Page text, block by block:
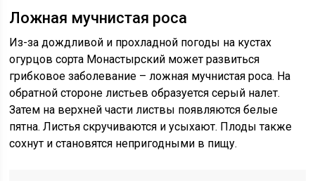
Ложная мучнистая роса
Из-за дождливой и прохладной погоды на кустах
огурцов сорта Монастырский может развиться
грибковое заболевание – ложная мучнистая роса. На
обратной стороне листьев образуется серый налет.
Затем на верхней части листвы появляются белые
пятна. Листья скручиваются и усыхают. Плоды также
сохнут и становятся непригодными в пищу.